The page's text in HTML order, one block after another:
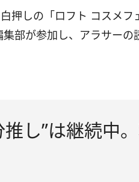
押しの「ロフト コスメフ
部が参加し、アラサーの
し”は継続中